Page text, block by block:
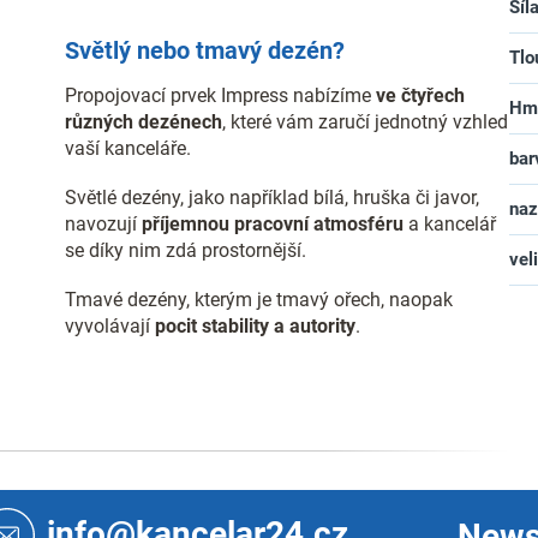
Světlý nebo tmavý dezén?
Propojovací prvek Impress nabízíme ve čtyřech
různých dezénech, které vám zaručí jednotný vzhled
vaší kanceláře.
Světlé dezény, jako například bílá, hruška či javor,
navozujípříjemnou pracovní atmosféru a kancelář
se díky nim zdá prostornější.
Tmavé dezény, kterým je tmavý ořech, naopak
vyvolávajípocit stability a autority.